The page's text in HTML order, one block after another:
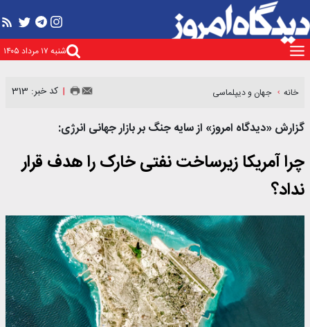
شنبه ۱۷ مرداد ۱۴۰۵
خانه جهان و دیپلماسی کد خبر: 313
گزارش «دیدگاه امروز» از سایه جنگ بر بازار جهانی انرژی:
چرا آمریکا زیرساخت نفتی خارک را هدف قرار
نداد؟